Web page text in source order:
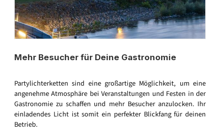
Mehr Besucher für Deine Gastronomie
Partylichterketten sind eine großartige Möglichkeit, um eine
angenehme Atmosphäre bei Veranstaltungen und Festen in der
Gastronomie zu schaffen und mehr Besucher anzulocken. Ihr
einladendes Licht ist somit ein perfekter Blickfang für deinen
Betrieb.